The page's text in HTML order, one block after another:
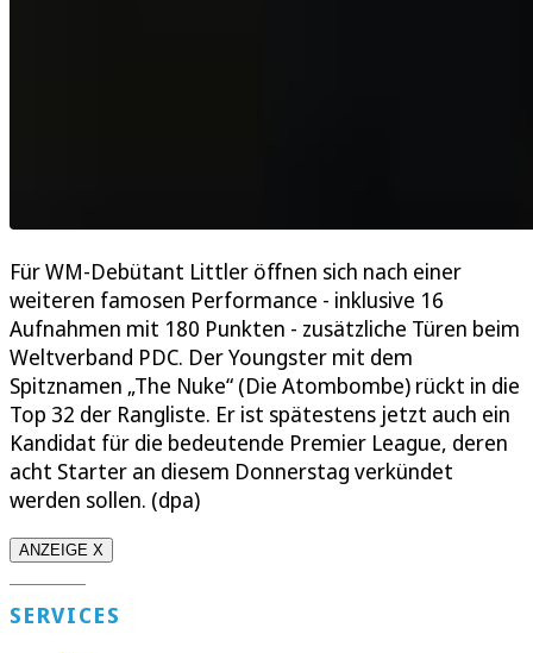
Für WM-Debütant Littler öffnen sich nach einer
weiteren famosen Performance - inklusive 16
Aufnahmen mit 180 Punkten - zusätzliche Türen beim
Weltverband PDC. Der Youngster mit dem
Spitznamen „The Nuke“ (Die Atombombe) rückt in die
Top 32 der Rangliste. Er ist spätestens jetzt auch ein
Kandidat für die bedeutende Premier League, deren
acht Starter an diesem Donnerstag verkündet
werden sollen. (dpa)
ANZEIGE X
SERVICES